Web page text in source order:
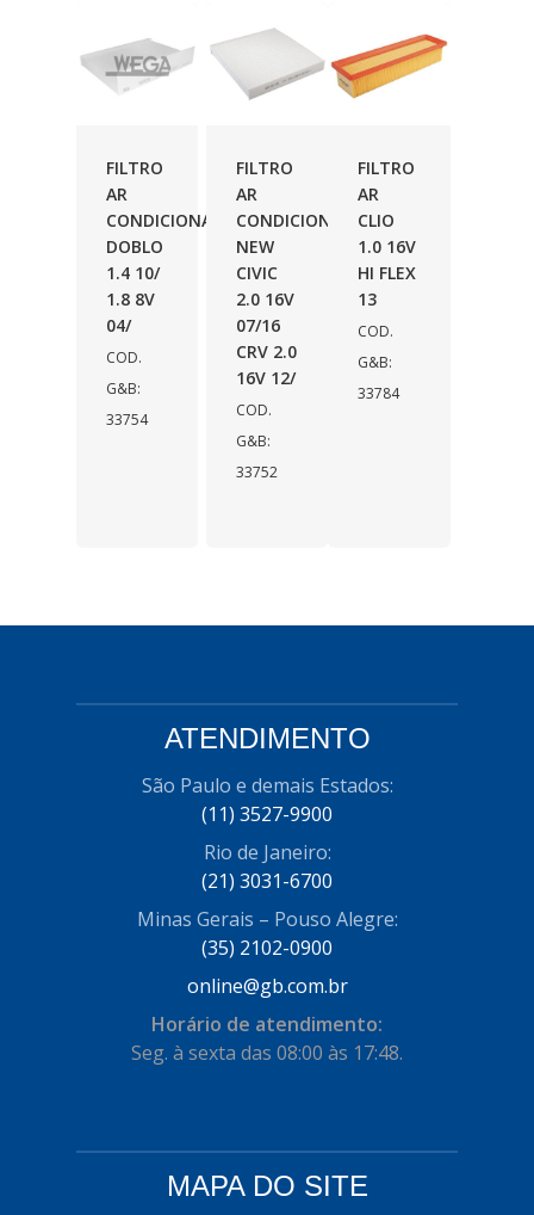
FILTRO
AR
CONDICIONADO
DOBLO
1.4 10/
1.8 8V
04/
COD.
G&B:
33754
FILTRO
AR
CONDICIONADO
NEW
CIVIC
2.0 16V
07/16
CRV 2.0
16V 12/
COD.
G&B:
33752
FILTRO
AR
CLIO
1.0 16V
HI FLEX
13
COD.
G&B:
33784
ATENDIMENTO
São Paulo e demais Estados:
(11) 3527-9900
Rio de Janeiro:
(21) 3031-6700
Minas Gerais – Pouso Alegre:
(35) 2102-0900
online@gb.com.br
Horário de atendimento:
Seg. à sexta das 08:00 às 17:48.
MAPA DO SITE